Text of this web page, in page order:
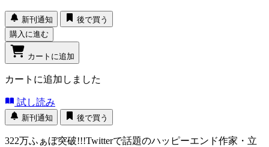
新刊通知
後で買う
購入に進む
カートに追加
カートに追加しました
試し読み
新刊通知 後で買う
322万ふぁぼ突破!!!Twitterで話題のハッピーエンド作家・立